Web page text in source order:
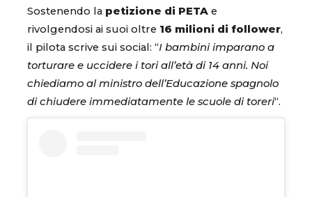
Sostenendo la petizione di PETA e
rivolgendosi ai suoi oltre 16 milioni di follower,
il pilota scrive sui social: “I bambini imparano a
torturare e uccidere i tori all’età di 14 anni. Noi
chiediamo al ministro dell’Educazione spagnolo
di chiudere immediatamente le scuole di toreri“.